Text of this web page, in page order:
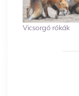
Vicsorgó rókák